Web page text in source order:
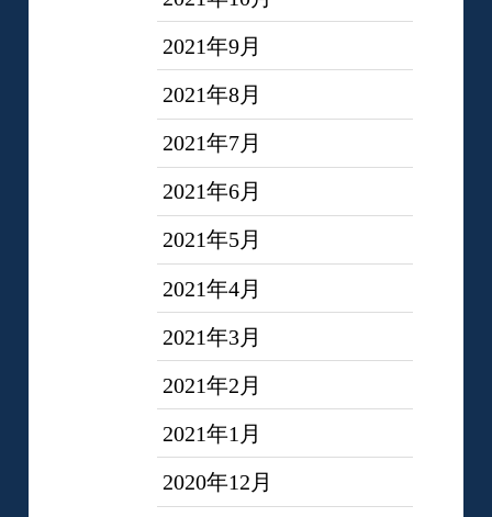
2021年9月
2021年8月
2021年7月
2021年6月
2021年5月
2021年4月
2021年3月
2021年2月
2021年1月
2020年12月